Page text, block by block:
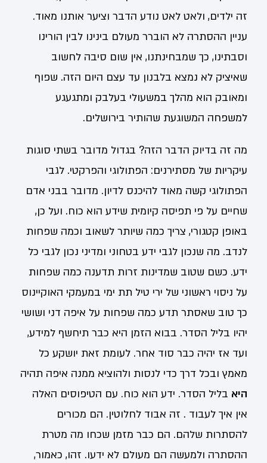
זה ילדים, ולאט לאט נודע הדבר וציער אותנו מאוד.
עניין ההסתרה לא הוברר מעולם בינינו לבין הורינו
וסבתינו, כך שמבחינתנו, אין שום סיבה לחשוב
שאיציק לא נמצא בלבנון עד עצם היום הזה. שפוף
ומאובק הוא מהלך במשעולי בעלבק ומתגעגע
למשפחה המשוגעת שהותיר בירושלים.
מה זה בדיוק הדבר הזה? בגדול מדובר בשתי סוגות
עיקריות של מסתירנים: הפתולוגי והפרקטי. לגבי
הפתולוגי קשה מאוד להיכנס לדיון. מדובר בבני אדם
שחיים על פי תפיסה קיומית שידע הוא כוח. ועל כן,
באופן קטגורי, צריך כמה שיותר לשאוב וכמה שפחות
לנדב. מה שנכון לגבי ידע בטחוני ומדיני נכון לגבי כל
ידע. כשם שטוב שמדינות זרות תדענה כמה שפחות
על ניסוי ראשוני של ירי טיל תת ימי במעמקי האוקיינוס
כך טוב שאסתר תדע כמה שפחות על איפה דני ושושי
יהיו בליל הסדר. בבוא הזמן היא כבר תיחשף למידע,
ועד אז יהיה כבר סוד אחר. לעומת זאת יושקע כל
מאמץ ובכל דרך כדי לנסות ולהוציא ממנה איפה תהיה
היא בליל הסדר. ידע הוא כוח. עם הטיפוסים האלה
אין איך לעבוד . זה אבוד לחלוטין. הם מכורים
להסתרות שלהם. הם כבר מזמן שכחו מה מטרת
ההסתרה ולמעשה הם מעולם לא ידעו. זהו, כאמור,